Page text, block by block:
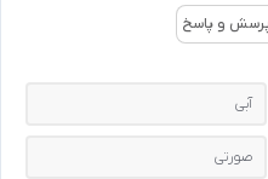
و پاسخ
آبی
صورتی